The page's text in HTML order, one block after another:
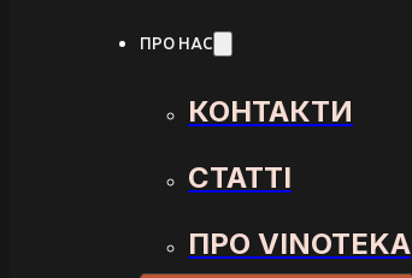
ПРО НАС
КОНТАКТИ
СТАТТІ
ПРО VINOTEKA